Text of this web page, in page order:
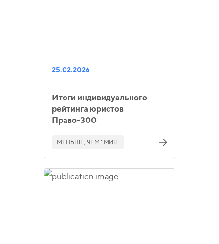
25.02.2026
Итоги индивидуального
рейтинга юристов
Право-300
МЕНЬШЕ, ЧЕМ 1 МИН.